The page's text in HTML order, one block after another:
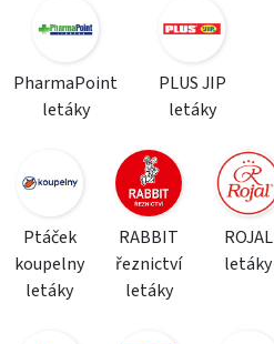
PharmaPoint
letáky
PLUS JIP
letáky
Ptáček
koupelny
letáky
RABBIT
řeznictví
letáky
ROJAL
letáky